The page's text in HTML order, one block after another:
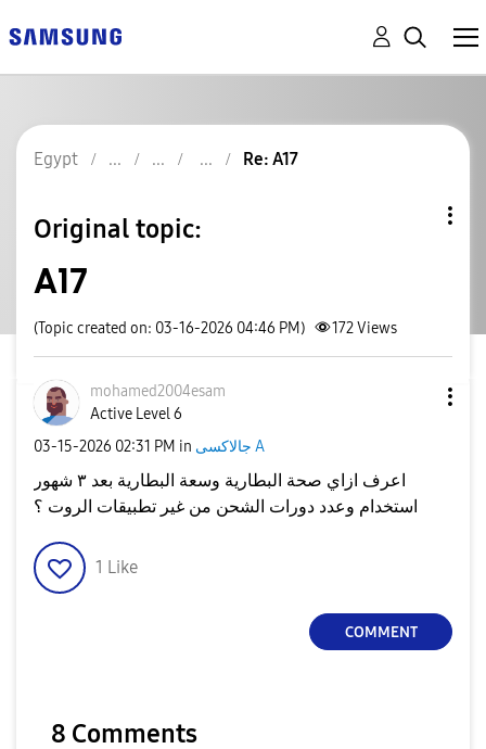
Egypt Re: A17
Original topic:
A17
(Topic created on: 03-16-2026 04:46 PM) 172Views
mohamed2004esam
Active Level 6
‎03-15-2026 02:31 PM in جالاكسى A
اعرف ازاي صحة البطارية وسعة البطارية بعد ٣ شهور
استخدام وعدد دورات الشحن من غير تطبيقات الروت ؟
1 Like
COMMENT
8 Comments